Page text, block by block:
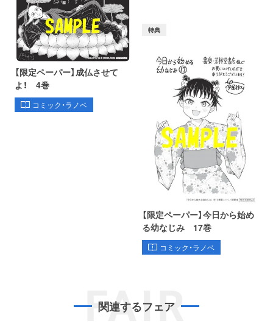
【限定ペーパー】成仏させて
よ！ 4巻
コミック・ラノベ
特典
【限定ペーパー】今日から始め
る幼なじみ 17巻
コミック・ラノベ
FAIR
関連するフェア